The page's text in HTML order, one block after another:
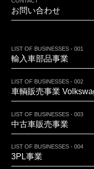
お問い合わせ
LIST OF BUSINESSES - 001
輸入車部品事業
LIST OF BUSINESSES - 002
車輌販売事業
LIST OF BUSINESSES - 003
中古車販売事業
LIST OF BUSINESSES - 004
3PL事業